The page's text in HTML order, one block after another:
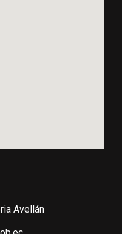
Avellán